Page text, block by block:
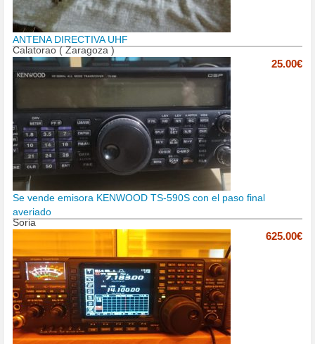
ANTENA DIRECTIVA UHF
Calatorao ( Zaragoza )
25.00€
Se vende emisora KENWOOD TS-590S con el paso final
averiado
Soria
625.00€